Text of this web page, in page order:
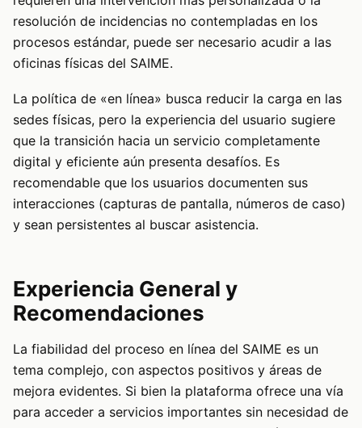
resolución de incidencias no contempladas en los
procesos estándar, puede ser necesario acudir a las
oficinas físicas del SAIME.
La política de «en línea» busca reducir la carga en las
sedes físicas, pero la experiencia del usuario sugiere
que la transición hacia un servicio completamente
digital y eficiente aún presenta desafíos. Es
recomendable que los usuarios documenten sus
interacciones (capturas de pantalla, números de caso)
y sean persistentes al buscar asistencia.
Experiencia General y
Recomendaciones
La fiabilidad del proceso en línea del SAIME es un
tema complejo, con aspectos positivos y áreas de
mejora evidentes. Si bien la plataforma ofrece una vía
para acceder a servicios importantes sin necesidad de